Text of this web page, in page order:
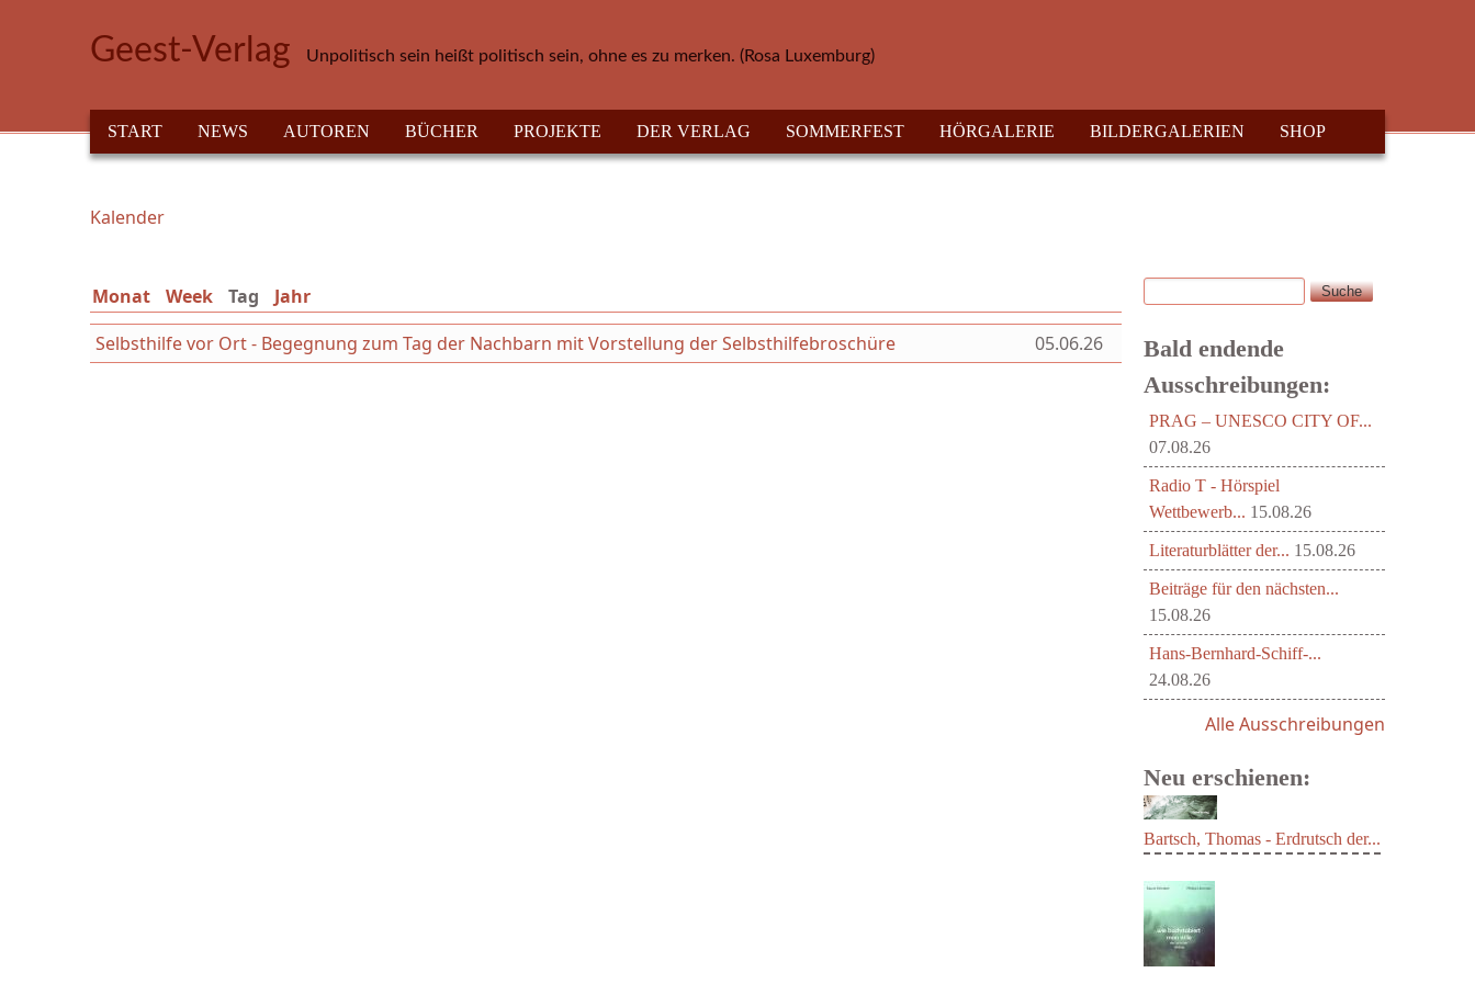
Geest-Verlag Unpolitisch sein heißt politisch sein, ohne es zu merken. (Rosa Luxemburg)
HAUPTMENÜ
START NEWS AUTOREN BÜCHER PROJEKTE DER VERLAG SOMMERFEST HÖRGALERIE BILDERGALERIEN SHOP
Sie sind hier
Kalender
Monat Week Tag (aktiver Reiter)
Jahr
Selbsthilfe vor Ort - Begegnung zum Tag der Nachbarn mit Vorstellung der Selbsthilfebroschüre
05.06.26
Suchformular
Suche
Bald endende
Ausschreibungen:
PRAG – UNESCO CITY OF...
07.08.26
Radio T - Hörspiel
Wettbewerb... 15.08.26
Literaturblätter der... 15.08.26
Beiträge für den nächsten...
15.08.26
Hans-Bernhard-Schiff-...
24.08.26
Alle Ausschreibungen
Neu erschienen:
Bartsch, Thomas - Erdrutsch der...